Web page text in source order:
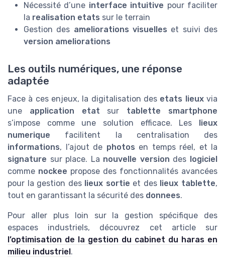
Nécessité d’une interface intuitive pour faciliter
la realisation etats sur le terrain
Gestion des ameliorations visuelles et suivi des
version ameliorations
Les outils numériques, une réponse
adaptée
Face à ces enjeux, la digitalisation des etats lieuxvia
une application etat sur tablette smartphone
s’impose comme une solution efficace. Les lieux
numerique facilitent la centralisation des
informations, l’ajout de photos en temps réel, et la
signature sur place. La nouvelle version des logiciel
comme nockee propose des fonctionnalités avancées
pour la gestion des lieux sortie et des lieux tablette,
tout en garantissant la sécurité des donnees.
Pour aller plus loin sur la gestion spécifique des
espaces industriels, découvrez cet article sur
l’optimisation de la gestion du cabinet du haras en
milieu industriel.